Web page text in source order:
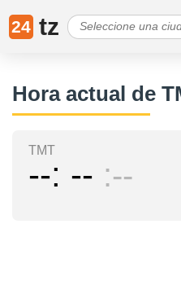
24 tz
Hora actual de
TMT
-- -- --